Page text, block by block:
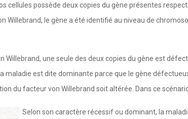
cellules possède deux copies du gène présentes
Willebrand, le gène a été identifié au niveau de
une seule des deux copies du gène est
maladie est dite dominante parce que le gène
du facteur von Willebrand soit altérée. Dans ce
Selon son caractère récessif ou dominant, la